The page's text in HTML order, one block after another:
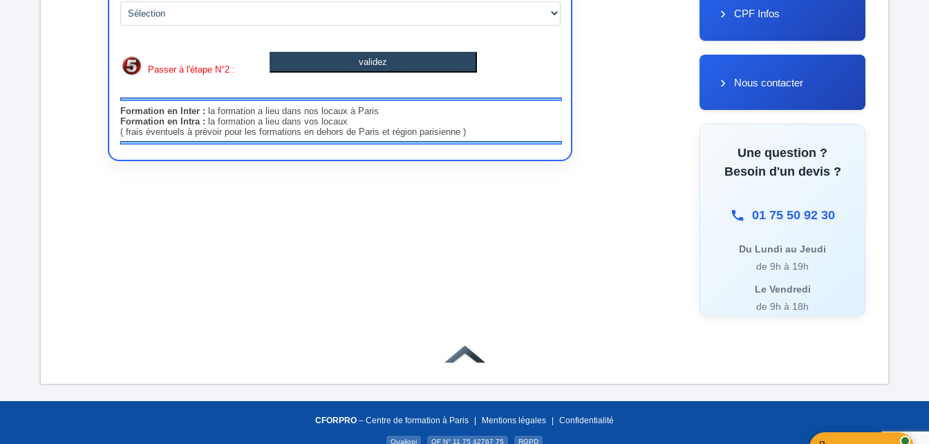
Passer à l'étape N°2 :
validez
Formation en Inter : la formation a lieu dans nos locaux à Paris
Formation en Intra : la formation a lieu dans vos locaux
( frais éventuels à prévoir pour les formations en dehors de Paris et région parisienne )
CPF Infos
Nous contacter
Une question ?
Besoin d'un devis ?
01 75 50 92 30
Du Lundi au Jeudi
de 9h à 19h
Le Vendredi
de 9h à 18h
CFORPRO – Centre de formation à Paris | Mentions légales | Confidentialité
Qualiopi OF N° 11 75 42767 75 RGPD